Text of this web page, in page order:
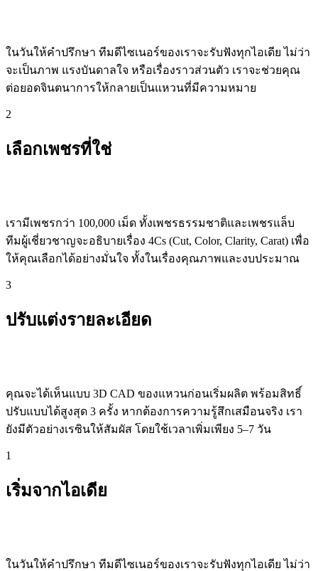
ในวันให้คำปรึกษา ทีมดีไซเนอร์ของเราจะรับฟังทุกไอเดีย ไม่ว่า
จะเป็นภาพ แรงบันดาลใจ หรือเรื่องราวส่วนตัว เราจะช่วยคุณ
ต่อยอดจินตนาการให้กลายเป็นแหวนที่มีความหมาย
2
เลือกเพชรที่ใช่
เรามีเพชรกว่า 100,000 เม็ด ทั้งเพชรธรรมชาติและเพชรแล็บ
ทีมผู้เชี่ยวชาญจะอธิบายเรื่อง 4Cs (Cut, Color, Clarity, Carat) เพื่อ
ให้คุณเลือกได้อย่างมั่นใจ ทั้งในเรื่องคุณภาพและงบประมาณ
3
ปรับแต่งรายละเอียด
คุณจะได้เห็นแบบ 3D CAD ของแหวนก่อนเริ่มผลิต พร้อมสิทธิ์
ปรับแบบได้สูงสุด 3 ครั้ง หากต้องการความรู้สึกเสมือนจริง เรา
ยังมีตัวอย่างเรซินให้สัมผัส โดยใช้เวลาเพิ่มเพียง 5–7 วัน
1
เริ่มจากไอเดีย
ในวันให้คำปรึกษา ทีมดีไซเนอร์ของเราจะรับฟังทุกไอเดีย ไม่ว่า